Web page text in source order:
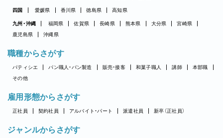
四国 愛媛県 香川県 徳島県 高知県
九州・沖縄 福岡県 佐賀県 長崎県 熊本県 大分県
宮崎県
鹿児島県
沖縄県
職種からさがす
パティシエ パン職人・パン製造 販売・接客 和菓子職人 講師
本部職
その他
雇用形態からさがす
正社員 契約社員 アルバイト・パート 派遣社員 新卒（正社員）
ジャンルからさがす